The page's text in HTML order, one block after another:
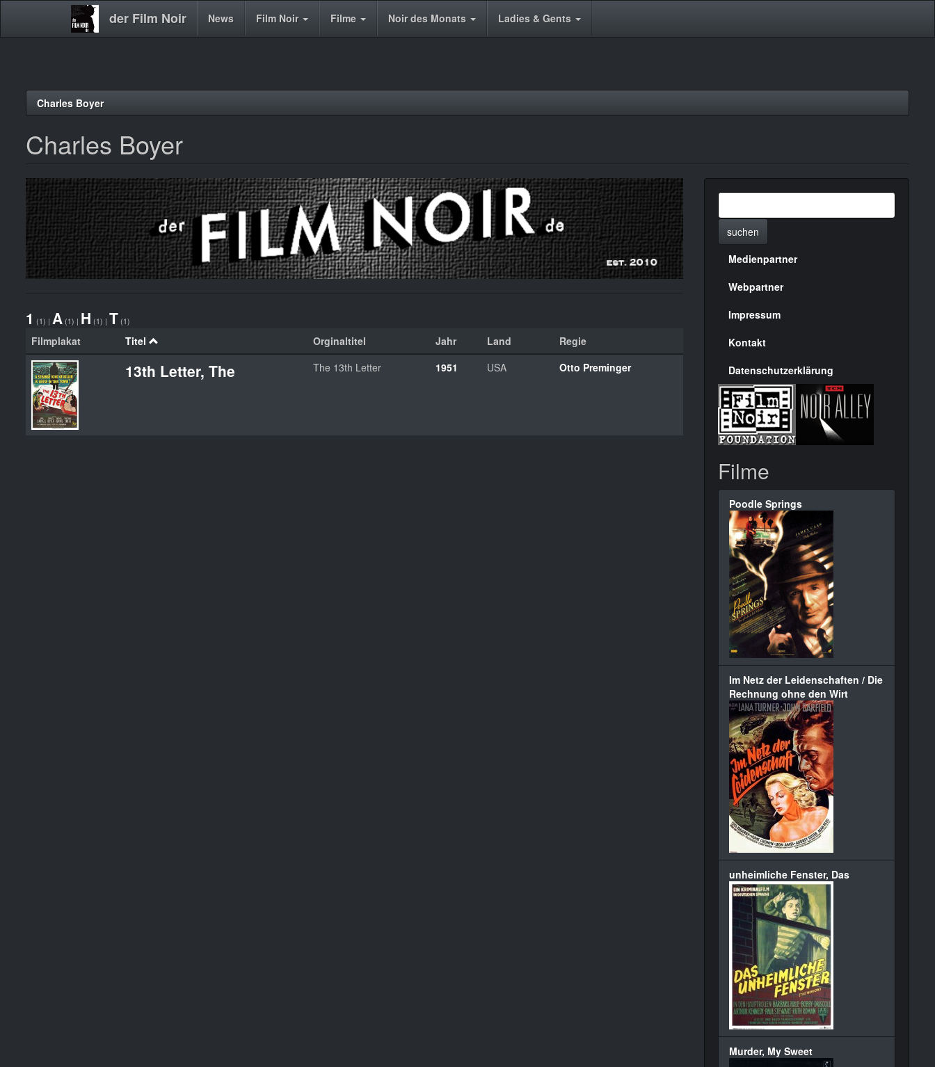
der Film Noir
Main News Film Noir Filme Noir des Monats Ladies & Gents
Charles Boyer
Charles Boyer
1 (1) | A (1) | H (1) | T (1)
Filmplakat Titel Orginaltitel Jahr Land Regie
13th Letter, The The 13th Letter 1951 USA Otto Preminger
suchen
Menülinks
rechte
Seite
Medienpartner
Webpartner
Impressum
Kontakt
Datenschutzerklärung
Filme
Poodle Springs
Im Netz der Leidenschaften / Die
Rechnung ohne den Wirt
unheimliche Fenster, Das
Murder, My Sweet